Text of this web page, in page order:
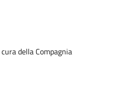
della Compagnia